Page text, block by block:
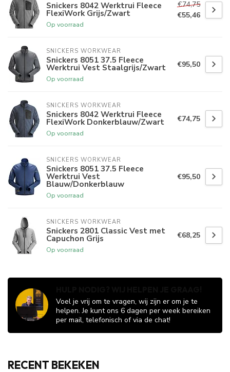
Snickers 8042 Werktrui Fleece
FlexiWork Grijs/Zwart
Op voorraad
€74,75
€55,46
SNICKERS WORKWEAR
Snickers 8051 37.5 Fleece
Werktrui Vest Staalgrijs/Zwart
Op voorraad
€95,50
SNICKERS WORKWEAR
Snickers 8042 Werktrui Fleece
FlexiWork Donkerblauw/Zwart
Op voorraad
€74,75
SNICKERS WORKWEAR
Snickers 8051 37.5 Fleece
Werktrui Vest
Blauw/Donkerblauw
Op voorraad
€95,50
SNICKERS WORKWEAR
Snickers 2801 Classic Vest met
Capuchon Grijs
Op voorraad
€68,25
Voel je vrij om te vragen, wij zijn er om je te
helpen. Je kunt ons 6 dagen per week bereiken
per mail, telefonisch of via de chat!
RECENT BEKEKEN